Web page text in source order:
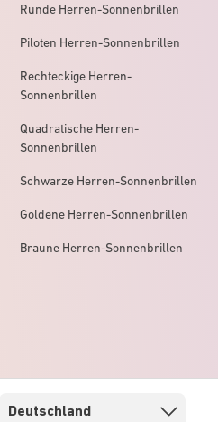
Runde Herren-Sonnenbrillen
Piloten Herren-Sonnenbrillen
Rechteckige Herren-
Sonnenbrillen
Quadratische Herren-
Sonnenbrillen
Schwarze Herren-Sonnenbrillen
Goldene Herren-Sonnenbrillen
Braune Herren-Sonnenbrillen